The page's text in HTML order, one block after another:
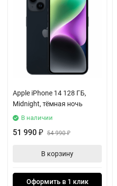
Apple iPhone 14 128 ГБ,
Midnight, тёмная ночь
В наличии
51 990 ₽ 54 990₽
В корзину
Оформить в 1 клик